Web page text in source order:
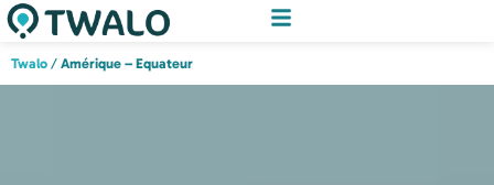
Twalo / Amérique – Equateur